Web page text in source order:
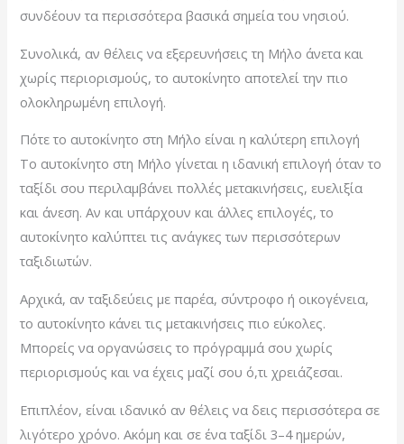
συνδέουν τα περισσότερα βασικά σημεία του νησιού.
Συνολικά, αν θέλεις να εξερευνήσεις τη Μήλο άνετα και
χωρίς περιορισμούς, το αυτοκίνητο αποτελεί την πιο
ολοκληρωμένη επιλογή.
Πότε το αυτοκίνητο στη Μήλο είναι η καλύτερη επιλογή
Το αυτοκίνητο στη Μήλο γίνεται η ιδανική επιλογή όταν το
ταξίδι σου περιλαμβάνει πολλές μετακινήσεις, ευελιξία
και άνεση. Αν και υπάρχουν και άλλες επιλογές, το
αυτοκίνητο καλύπτει τις ανάγκες των περισσότερων
ταξιδιωτών.
Αρχικά, αν ταξιδεύεις με παρέα, σύντροφο ή οικογένεια,
το αυτοκίνητο κάνει τις μετακινήσεις πιο εύκολες.
Μπορείς να οργανώσεις το πρόγραμμά σου χωρίς
περιορισμούς και να έχεις μαζί σου ό,τι χρειάζεσαι.
Επιπλέον, είναι ιδανικό αν θέλεις να δεις περισσότερα σε
λιγότερο χρόνο. Ακόμη και σε ένα ταξίδι 3–4 ημερών,